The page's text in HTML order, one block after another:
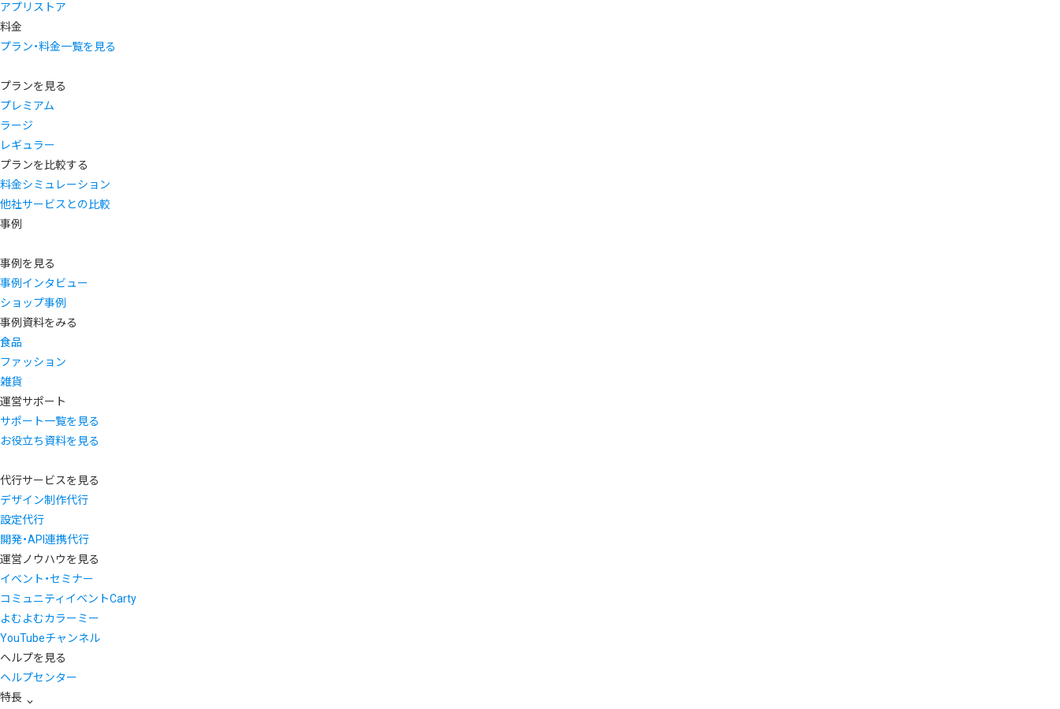
アプリストア
料金
プラン・料金一覧を見る
プランを見る
プレミアム
ラージ
レギュラー
プランを比較する
料金シミュレーション
他社サービスとの比較
事例
事例を見る
事例インタビュー
ショップ事例
事例資料をみる
食品
ファッション
雑貨
運営サポート
サポート一覧を見る
お役立ち資料を見る
代行サービスを見る
デザイン制作代行
設定代行
開発・API連携代行
運営ノウハウを見る
イベント・セミナー
コミュニティイベントCarty
よむよむカラーミー
YouTubeチャンネル
ヘルプを見る
ヘルプセンター
特長